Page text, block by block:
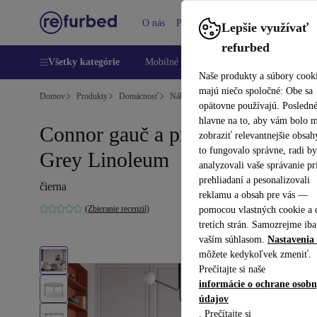
Lepšie využívať
refurbed
Naše produkty a súbory
majú niečo spoločné: Obe sa
opätovne používajú. Posledné
hlavne na to, aby vám bolo
zobraziť relevantnejšie
to fungovalo správne, radi
analyzovali vaše správanie
prehliadaní a pesonalizovali
reklamu a obsah pre vás —
pomocou vlastných cookie a
tretích strán. Samozrejme
vaším súhlasom. Nastavenia
môžete kedykoľvek zmeniť.
Prečítajte si naše
informácie o ochrane
údajov
. Prečítajte si
O nás Pomoc
Všetky kategórie Mobilné telefóny
Domov Produkty Domácnosť Nábytok
Connor gauč a príručný stolík
Grey Linoleum
čierna
(Zbieranie recenzií)